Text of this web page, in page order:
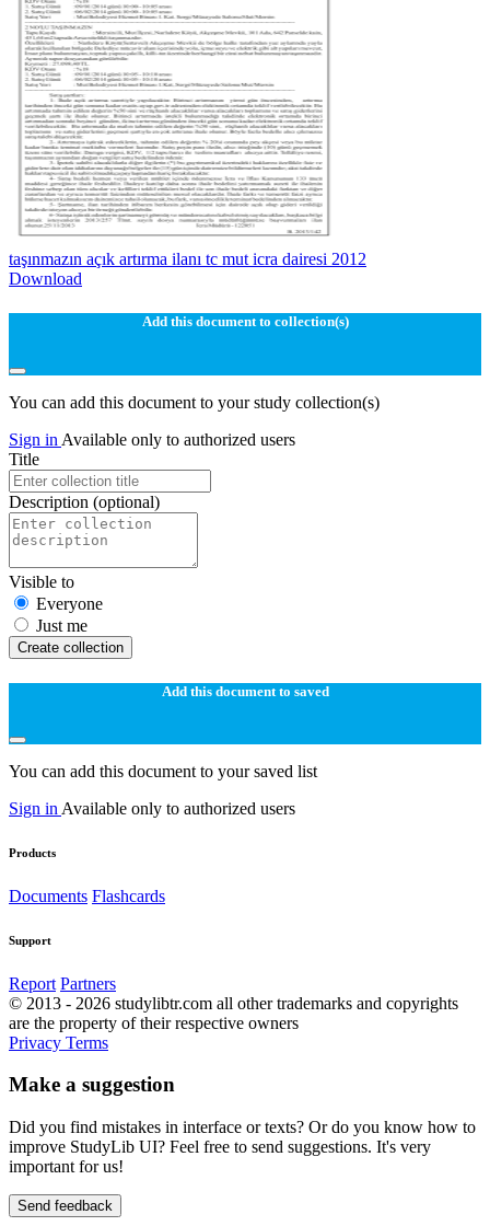
taşınmazın açık artırma ilanı tc mut icra dairesi 2012
Download
Add this document to collection(s)
You can add this document to your study collection(s)
Sign in Available only to authorized users
Title
Description (optional)
Visible to
Everyone
Just me
Create collection
Add this document to saved
You can add this document to your saved list
Sign in Available only to authorized users
Products
Documents Flashcards
Support
Report Partners
© 2013 - 2026 studylibtr.com all other trademarks and copyrights
are the property of their respective owners
Privacy Terms
Make a suggestion
Did you find mistakes in interface or texts? Or do you know how to
improve StudyLib UI? Feel free to send suggestions. It's very
important for us!
Send feedback